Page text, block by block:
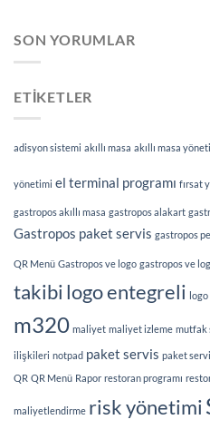
Sistemi
Yönetimi
SON YORUMLAR
ETİKETLER
adisyon sistemi akıllı masa akıllı masa
yönetimi el terminal programı fırsat
gastropos akıllı masa gastropos alakart
Gastropos paket servis gastropos
QR Menü Gastropos ve logo gastropos ve
takibilogo entegreli
m320 maliyet maliyet izleme mutfak
ilişkileri notpad paket servis paket
QR QR Menü Rapor restoran programı
maliyetlendirme risk yönetimi